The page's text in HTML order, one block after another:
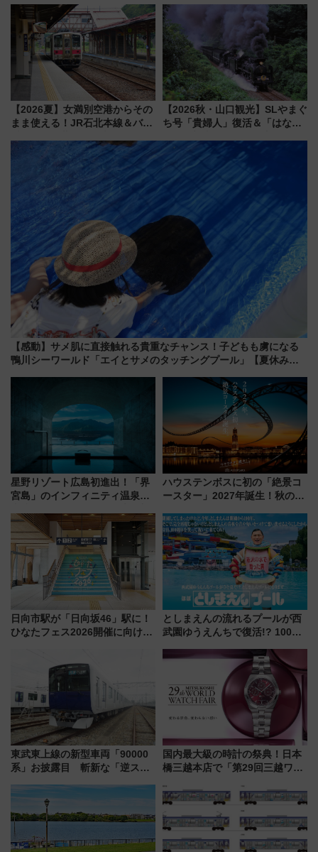
上級会員資格を効率よく獲得す
る方法を解説
【2026夏】女満別空港からその
まま使える！JR石北本線＆バス
ーパス」でおトクに道東観光
（8/3発売）
【2026秋・山口観光】SLやまぐ
ち号「貴婦人」復活＆「はなあ
注目観光列車まとめ きっぷの取
り方は？
【感動】サメ肌に直接触れる貴重なチャンス！子どもも虜になる
鴨川シーワールド「エイとサメのタッチングプール」【夏休み限
星野リゾート広島初進出！「界
宮島」のインフィニティ温泉と
宿泊料金・アクセスは？（2026
年7月23日開業）
ハウステンボスに初の「絶景コ
ースター」2027年誕生！秋の
ろも一挙紹介
日向市駅が「日向坂46」駅に！
ひなたフェス2026開催に向けJR
おひさま号」も走る
としまえんの流れるプールが西
武園ゆうえんちで復活!? 100周
イダー」に注目 2026年夏は所
沢へ遊びに行こう
東武東上線の新型車両「90000
系」お披露目 斬新な「逆スラ
放的な車内空間に注目、デビュ
ーは9月
国内最大級の時計の祭典！日本
橋三越本店で「第29回三越ワー
【2026年8月5日～25日】